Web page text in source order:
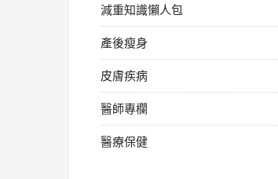
減重知識懶人包
產後瘦身
皮膚疾病
醫師專欄
醫療保健